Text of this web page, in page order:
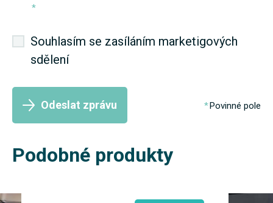
*
Souhlasím se zasíláním marketigových
sdělení
Odeslat zprávu Povinné pole
Podobné produkty